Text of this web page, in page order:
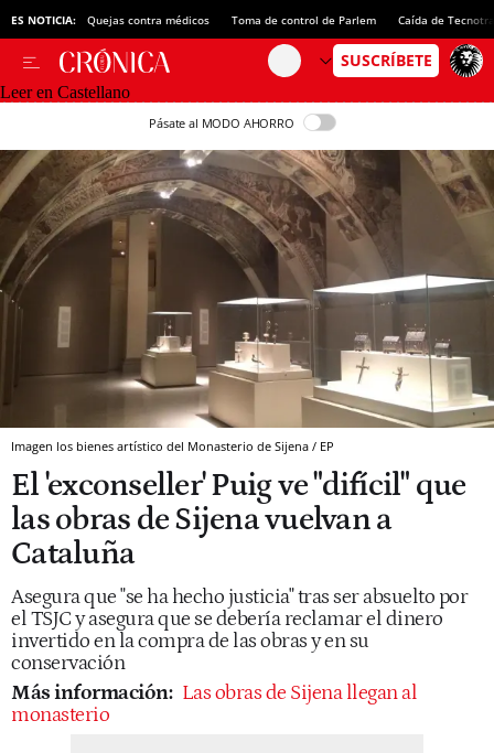
ES NOTICIA: Quejas contra médicos Toma de control de Parlem Caída de
Leer en Castellano
Pásate al MODO AHORRO
Imagen los bienes artístico del Monasterio de Sijena / EP
El 'exconseller' Puig ve "difícil" que
las obras de Sijena vuelvan a
Cataluña
Asegura que "se ha hecho justicia" tras ser absuelto por
el TSJC y asegura que se debería reclamar el dinero
invertido en la compra de las obras y en su
conservación
Más información: Las obras de Sijena llegan al
monasterio